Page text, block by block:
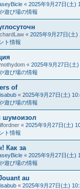
« 2025年9月27日(土)
遊び場の情報
« 2025年9月27日(土)
ト情報
« 2025年9月27日(土
遊び場の情報
of
« 2025年9月27日(土)
遊び場の情報
шумоизол
« 2025年9月27日(土)
ト情報
Как за
« 2025年9月27日(土)
遊び場の情報
au
« 2025年9月27日(土)